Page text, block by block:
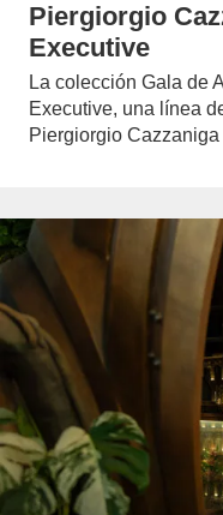
Piergiorgio
Executive
La colección Gala de
Executive, una línea
Piergiorgio